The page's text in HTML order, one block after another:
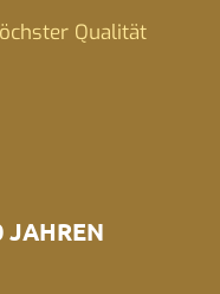
Qualität
JAHREN